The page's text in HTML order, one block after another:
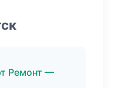
Ремонт —